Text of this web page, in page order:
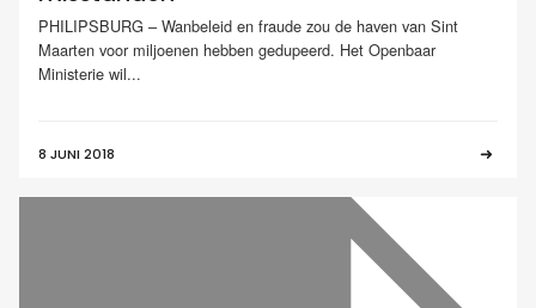
PHILIPSBURG – Wanbeleid en fraude zou de haven van Sint
Maarten voor miljoenen hebben gedupeerd. Het Openbaar
Ministerie wil...
8 JUNI 2018